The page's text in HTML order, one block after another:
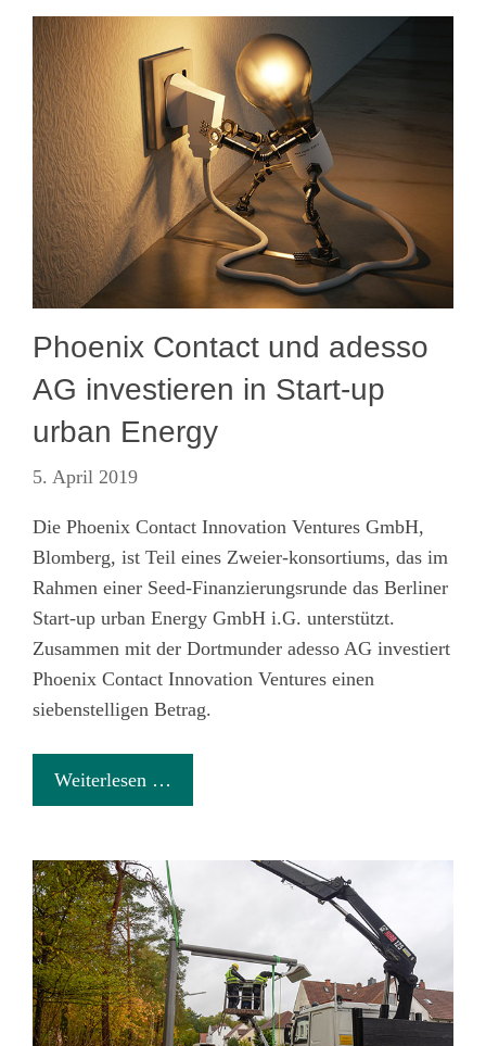
Phoenix Contact und adesso
AG investieren in Start-up
urban Energy
5. April 2019
Die Phoenix Contact Innovation Ventures GmbH,
Blomberg, ist Teil eines Zweier-konsortiums, das im
Rahmen einer Seed-Finanzierungsrunde das Berliner
Start-up urban Energy GmbH i.G. unterstützt.
Zusammen mit der Dortmunder adesso AG investiert
Phoenix Contact Innovation Ventures einen
siebenstelligen Betrag.
Weiterlesen …